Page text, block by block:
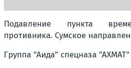
Подавление пункта
противника. Сумское
Группа "Аида" спецназа